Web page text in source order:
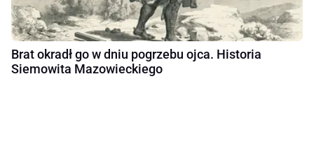
Brat okradł go w dniu pogrzebu ojca. Historia
Siemowita Mazowieckiego